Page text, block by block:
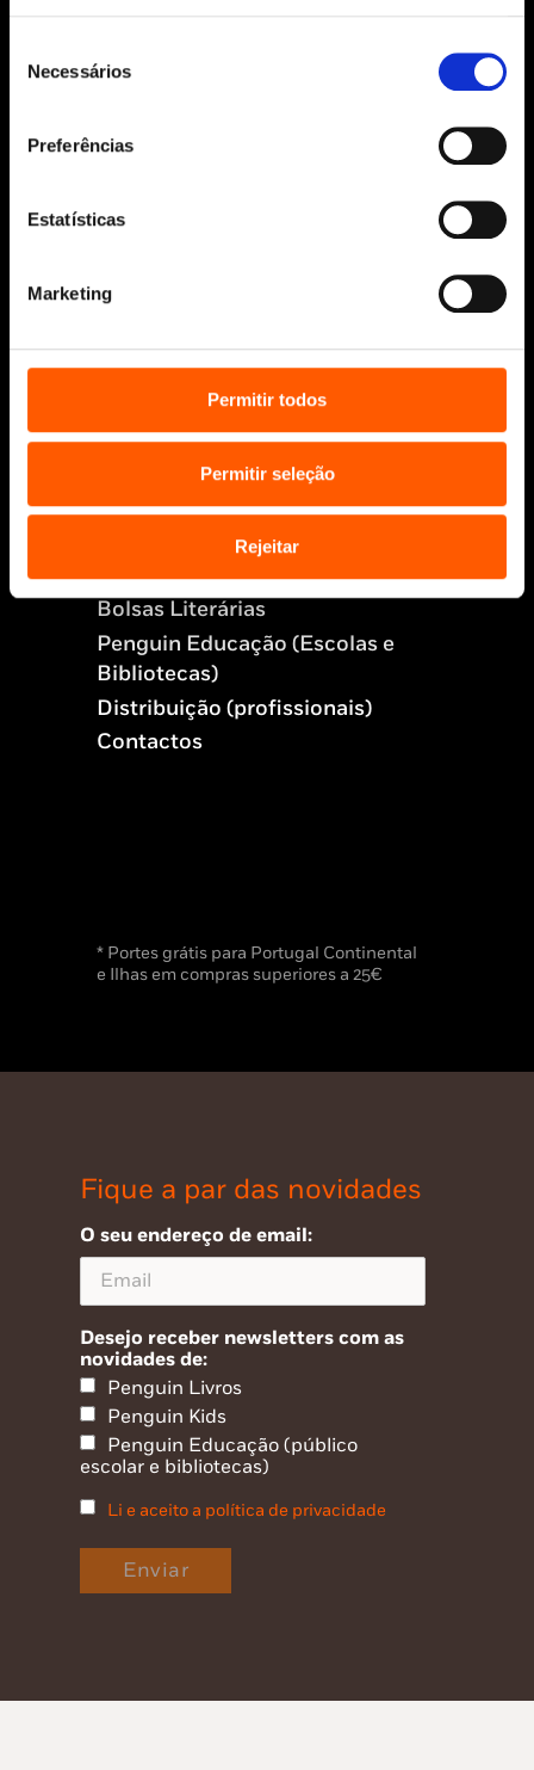
Necessários
Preferências
Estatísticas
Marketing
Permitir todos
Permitir seleção
Rejeitar
Aviso Legal
Ajuda, Termos e Condições
© 2026 Penguin Random House Grupo Editorial
Todos os direitos reservados.
Manuscritos
Bolsas Literárias
Penguin Educação (Escolas e
Bibliotecas)
Distribuição (profissionais)
Contactos
* Portes grátis para Portugal Continental
e Ilhas em compras superiores a 25€
Fique a par das novidades
O seu endereço de email:
Desejo receber newsletters com as
novidades de:
Penguin Livros
Penguin Kids
Penguin Educação (público
escolar e bibliotecas)
Li e aceito a política de privacidade